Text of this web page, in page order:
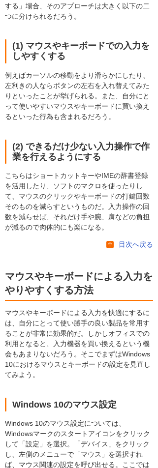
する」場合、そのアプローチは大きく以下の二
つに分けられるだろう。
(1) マウスやキーボードでの入力を
しやすくする
例えばカーソルの移動をより滑らかにしたり、
左利きの人ならボタンの左右を入れ替えてみた
りといったことが挙げられる。また、自分にと
って使いやすいマウスやキーボードに買い換え
るといった行為も含まれるだろう。
(2) できるだけ少ない入力操作で作
業を行えるようにする
こちらはショートカットキーやIMEの辞書登録
を活用したり、ソフトのマクロを使ったりし
て、マウスのクリックやキーボードの打鍵回数
そのものを減らすというものだ。入力操作の回
数を減らせば、それだけ手や腕、肩などの負担
が減るので肉体的にも楽になる。
目次へ戻る
マウスやキーボードによる入力を
やりやすくする方法
マウスやキーボードによる入力を快適にするに
は、自分にとって使い勝手の良い製品を常用す
ることが非常に効果的だ。しかしオフィスでの
利用となると、入力機器を買い換えるという機
会もあまりないだろう。そこでまずはWindows
10におけるマウスとキーボードの設定を見直し
てみよう。
Windows 10のマウス設定
Windows 10のマウス設定については、
Windowsマークのスタートアイコンをクリック
して「設定」を選択。「デバイス」をクリック
し、左側のメニューで「マウス」を選択すれ
ば、マウス関連の設定を呼び出せる。ここでは